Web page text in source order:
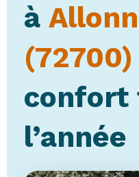
à
(72700)
confort
l’année